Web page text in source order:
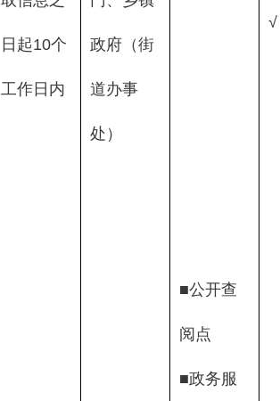
日起10个
工作日内
政府（街
道办事
处）
■公开查
阅点
■政务服
√